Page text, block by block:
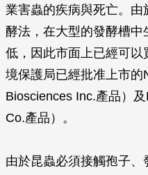
業害蟲的疾病與死亡。
酵法，在大型的發酵槽
低，因此市面上已經可
境保護局已經批准上市的
Biosciences Inc.產品）
Co.產品）。
由於昆蟲必須接觸孢子